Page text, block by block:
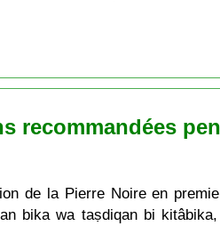
recommandées
de la Pierre Noire en
bika wa taṣdiqan bi